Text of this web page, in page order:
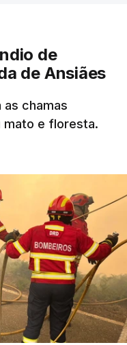
de
de Ansiães
as chamas
mato e floresta.